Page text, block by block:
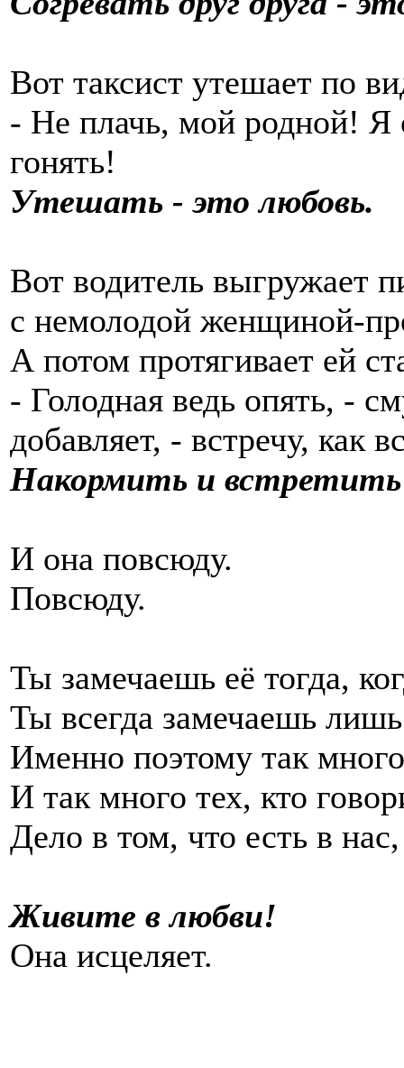
Вот таксист утешает по
- Не плачь, мой родной! Я
гонять!
Утешать - это любовь.
Вот водитель выгружает
с немолодой женщиной-
А потом протягивает ей
- Голодная ведь опять, -
добавляет, - встречу, как
Накормить и встретить
И она повсюду.
Повсюду.
Ты замечаешь её тогда,
Ты всегда замечаешь
Именно поэтому так
И так много тех, кто
Дело в том, что есть в
Живите в любви!
Она исцеляет.